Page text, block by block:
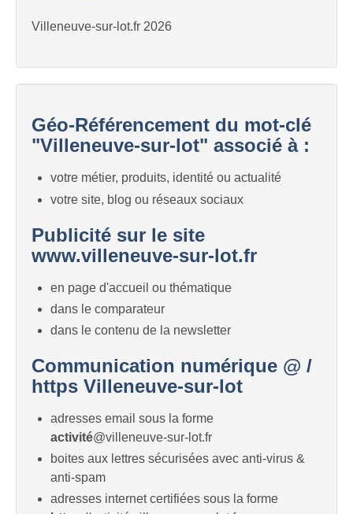
Villeneuve-sur-lot.fr 2026
Géo-Référencement du mot-clé
"Villeneuve-sur-lot" associé à :
votre métier, produits, identité ou actualité
votre site, blog ou réseaux sociaux
Publicité sur le site
www.villeneuve-sur-lot.fr
en page d'accueil ou thématique
dans le comparateur
dans le contenu de la newsletter
Communication numérique @ /
https Villeneuve-sur-lot
adresses email sous la forme
activité@villeneuve-sur-lot.fr
boites aux lettres sécurisées avec anti-virus &
anti-spam
adresses internet certifiées sous la forme